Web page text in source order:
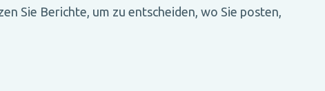
Sie Berichte, um zu entscheiden, wo Sie posten,